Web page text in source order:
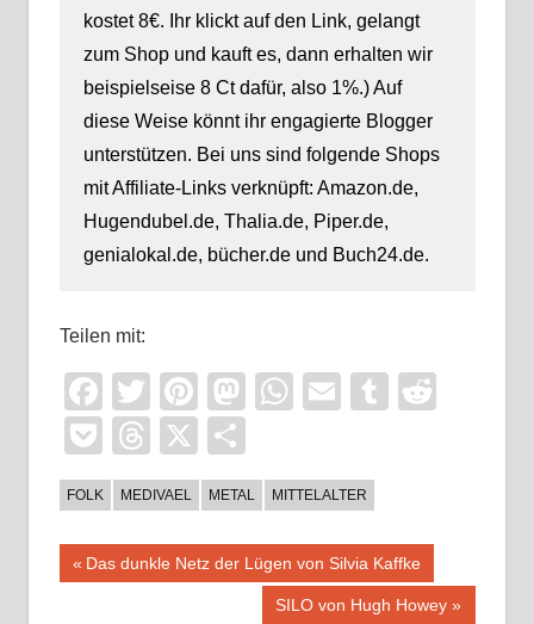
kostet 8€. Ihr klickt auf den Link, gelangt
zum Shop und kauft es, dann erhalten wir
beispielseise 8 Ct dafür, also 1%.) Auf
diese Weise könnt ihr engagierte Blogger
unterstützen. Bei uns sind folgende Shops
mit Affiliate-Links verknüpft: Amazon.de,
Hugendubel.de, Thalia.de, Piper.de,
genialokal.de, bücher.de und Buch24.de.
Teilen mit:
Facebook
TwitterPinterest
Mastodon
WhatsApp
EmailTumblr
PocketThreads
X
FOLK MEDIVAEL METAL MITTELALTER
Beitragsnavigation
Vorheriger
Das dunkle Netz der Lügen von Silvia Kaffke
Nächster
SILO von Hugh Howey